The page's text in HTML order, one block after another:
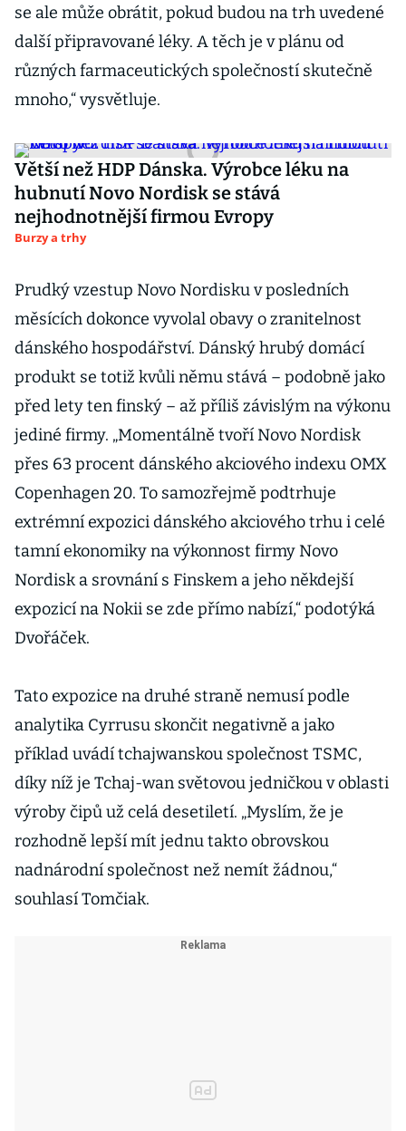
se ale může obrátit, pokud budou na trh uvedené
další připravované léky. A těch je v plánu od
různých farmaceutických společností skutečně
mnoho,“ vysvětluje.
Větší než HDP Dánska. Výrobce léku na
hubnutí Novo Nordisk se stává
nejhodnotnější firmou Evropy
Burzy a trhy
Prudký vzestup Novo Nordisku v posledních
měsících dokonce vyvolal obavy o zranitelnost
dánského hospodářství. Dánský hrubý domácí
produkt se totiž kvůli němu stává – podobně jako
před lety ten finský – až příliš závislým na výkonu
jediné firmy. „Momentálně tvoří Novo Nordisk
přes 63 procent dánského akciového indexu OMX
Copenhagen 20. To samozřejmě podtrhuje
extrémní expozici dánského akciového trhu i celé
tamní ekonomiky na výkonnost firmy Novo
Nordisk a srovnání s Finskem a jeho někdejší
expozicí na Nokii se zde přímo nabízí,“ podotýká
Dvořáček.
Tato expozice na druhé straně nemusí podle
analytika Cyrrusu skončit negativně a jako
příklad uvádí tchajwanskou společnost TSMC,
díky níž je Tchaj-wan světovou jedničkou v oblasti
výroby čipů už celá desetiletí. „Myslím, že je
rozhodně lepší mít jednu takto obrovskou
nadnárodní společnost než nemít žádnou,“
souhlasí Tomčiak.